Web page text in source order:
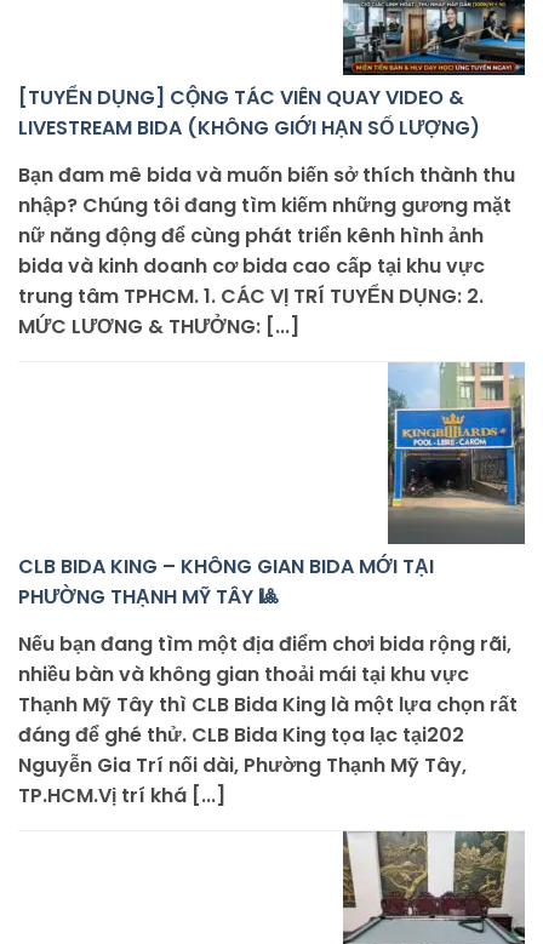
[TUYỂN DỤNG] CỘNG TÁC VIÊN QUAY VIDEO &
LIVESTREAM BIDA (KHÔNG GIỚI HẠN SỐ LƯỢNG)
Bạn đam mê bida và muốn biến sở thích thành thu
nhập? Chúng tôi đang tìm kiếm những gương mặt
nữ năng động để cùng phát triển kênh hình ảnh
bida và kinh doanh cơ bida cao cấp tại khu vực
trung tâm TPHCM. 1. CÁC VỊ TRÍ TUYỂN DỤNG: 2.
MỨC LƯƠNG & THƯỞNG: [...]
CLB BIDA KING – KHÔNG GIAN BIDA MỚI TẠI
PHƯỜNG THẠNH MỸ TÂY 🎱
Nếu bạn đang tìm một địa điểm chơi bida rộng rãi,
nhiều bàn và không gian thoải mái tại khu vực
Thạnh Mỹ Tây thì CLB Bida King là một lựa chọn rất
đáng để ghé thử. CLB Bida King tọa lạc tại202
Nguyễn Gia Trí nối dài, Phường Thạnh Mỹ Tây,
TP.HCM.Vị trí khá [...]